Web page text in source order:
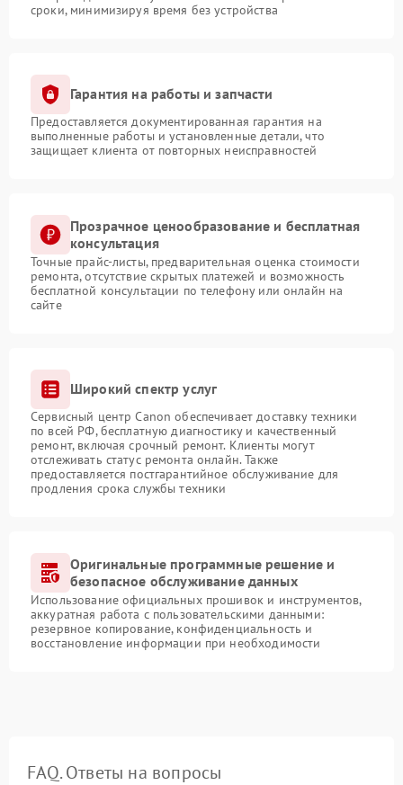
сроки, минимизируя время без устройства
Гарантия на работы и запчасти
Предоставляется документированная гарантия на
выполненные работы и установленные детали, что
защищает клиента от повторных неисправностей
Прозрачное ценообразование и бесплатная
консультация
Точные прайс-листы, предварительная оценка стоимости
ремонта, отсутствие скрытых платежей и возможность
бесплатной консультации по телефону или онлайн на
сайте
Широкий спектр услуг
Сервисный центр Canon обеспечивает доставку техники
по всей РФ, бесплатную диагностику и качественный
ремонт, включая срочный ремонт. Клиенты могут
отслеживать статус ремонта онлайн. Также
предоставляется постгарантийное обслуживание для
продления срока службы техники
Оригинальные программные решение и
безопасное обслуживание данных
Использование официальных прошивок и инструментов,
аккуратная работа с пользовательскими данными:
резервное копирование, конфиденциальность и
восстановление информации при необходимости
FAQ. Ответы на вопросы